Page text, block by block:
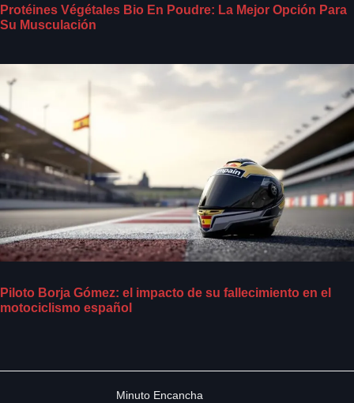
Protéines Végétales Bio En Poudre: La Mejor Opción Para
Su Musculación
Piloto Borja Gómez: el impacto de su fallecimiento en el
motociclismo español
Minuto Encancha